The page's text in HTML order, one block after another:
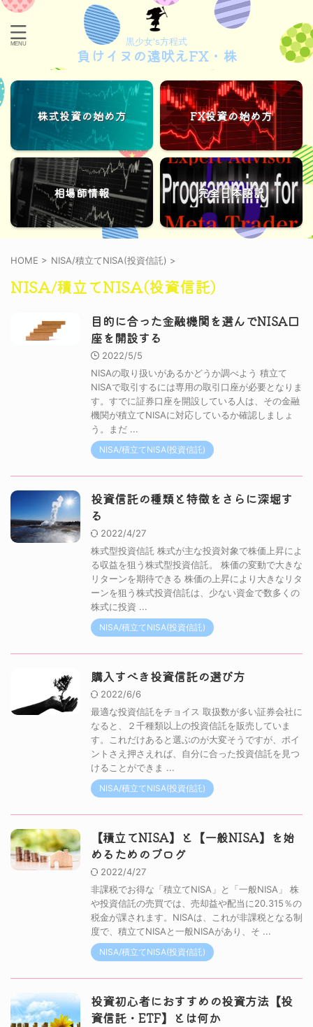
黒少女's方程式
負けイヌの遠吠えFX・株
株式投資の始め方 FX投資の始め方
相場師情報 完全日本語訳
HOME > NISA/積立てNISA(投資信託) >
NISA/積立てNISA(投資信託)
目的に合った金融機関を選んでNISA口
座を開設する
2022/5/5
NISAの取り扱いがあるかどうか調べよう 積立て
NISAで取引するには専用の取引口座が必要となりま
す。すでに証券口座を開設している人は、その金融
機関が積立てNISAに対応しているか確認しましょ
う。まだ ...
NISA/積立てNISA(投資信託)
投資信託の種類と特徴をさらに深堀す
る
2022/4/27
株式型投資信託 株式が主な投資対象で株価上昇によ
る収益を狙う株式型投資信託。 株価の変動で大きな
リターンを期待できる 株価の上昇により大きなリタ
ーンを狙う株式投資信託は、少ない資金で数多くの
株式に投資 ...
NISA/積立てNISA(投資信託)
購入すべき投資信託の選び方
2022/6/6
最適な投資信託をチョイス 取扱数が多い証券会社に
なると、２千種類以上の投資信託を販売していま
す。これだけあると選ぶのが大変そうですが、ポイ
ントさえ押さえれば、自分に合った投資信託を見つ
けることができま ...
NISA/積立てNISA(投資信託)
【積立てNISA】と【一般NISA】を始
めるためのブログ
2022/4/27
非課税でお得な「積立てNISA」と「一般NISA」 株
や投資信託の売買では、売却益や配当に20.315％の
税金が課されます。NISAは、これが非課税となる制
度で、積立てNISAと一般NISAがあり、そ ...
NISA/積立てNISA(投資信託)
投資初心者におすすめの投資方法【投
資信託・ETF】とは何か